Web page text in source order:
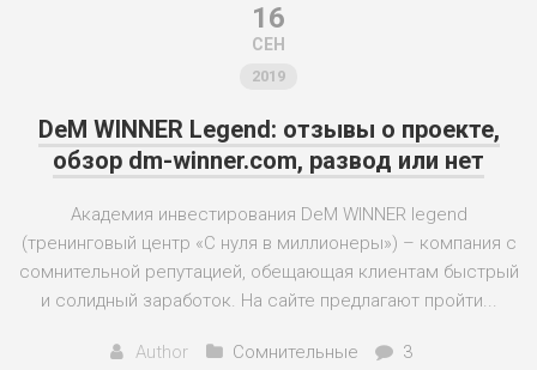
16
СЕН
2019
DeM WINNER Legend: отзывы о проекте,
обзор dm-winner.com, развод или нет
Академия инвестирования DeM WINNER legend
(тренинговый центр «С нуля в миллионеры») – компания с
сомнительной репутацией, обещающая клиентам быстрый
и солидный заработок. На сайте предлагают пройти...
Author Сомнительные 3